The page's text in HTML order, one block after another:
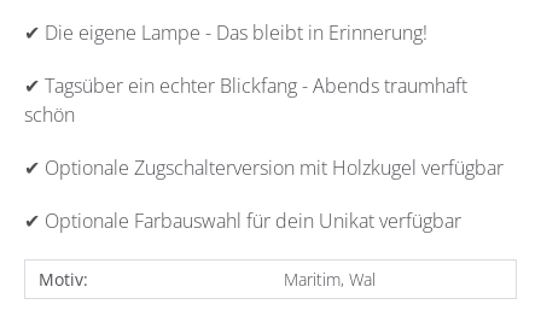
✔ Die eigene Lampe - Das bleibt in Erinnerung!
✔ Tagsüber ein echter Blickfang - Abends traumhaft
schön
✔ Optionale Zugschalterversion mit Holzkugel verfügbar
✔ Optionale Farbauswahl für dein Unikat verfügbar
Motiv:
Maritim, Wal